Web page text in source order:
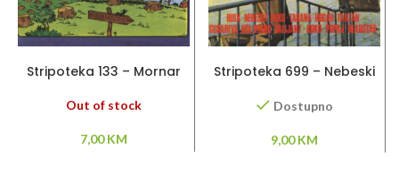
Stripoteka 133 – Mornar
Out of stock
7,00KM
Stripoteka 699 – Nebeski
Valiant / Gusareva kči
Dostupno
9,00KM